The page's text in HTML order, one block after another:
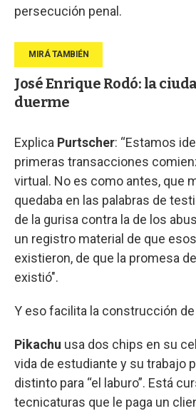
persecución penal.
José Enrique Rodó: la
duerme
Explica Purtscher: “Estamos
primeras transacciones
virtual. No es como antes, que
quedaba en las palabras de
de la gurisa contra la de los
un registro material de que
existieron, de que la promesa
existió".
Y eso facilita la construcción de
Pikachu usa dos chips en su
vida de estudiante y su trabajo
distinto para “el laburo”. Está
tecnicaturas que le paga un